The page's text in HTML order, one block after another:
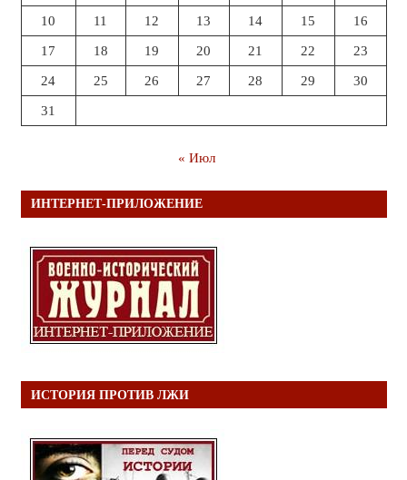
10 11 12 13 14 15 16
17 18 19 20 21 22 23
24 25 26 27 28 29 30
31
« Июл
ИНТЕРНЕТ-ПРИЛОЖЕНИЕ
ИСТОРИЯ ПРОТИВ ЛЖИ